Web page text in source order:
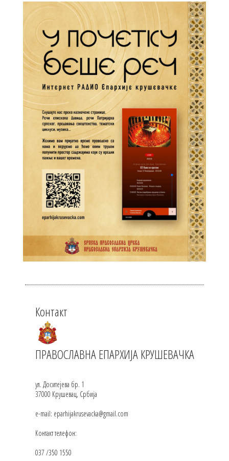
Контакт
ПРАВОСЛАВНА ЕПАРХИЈА КРУШЕВАЧКА
ул. Доситејева бр. 1
37000 Крушевац, Србија
e-mail: eparhijakrusevacka@gmail.com
Контакт телефон:
037 /350 1550